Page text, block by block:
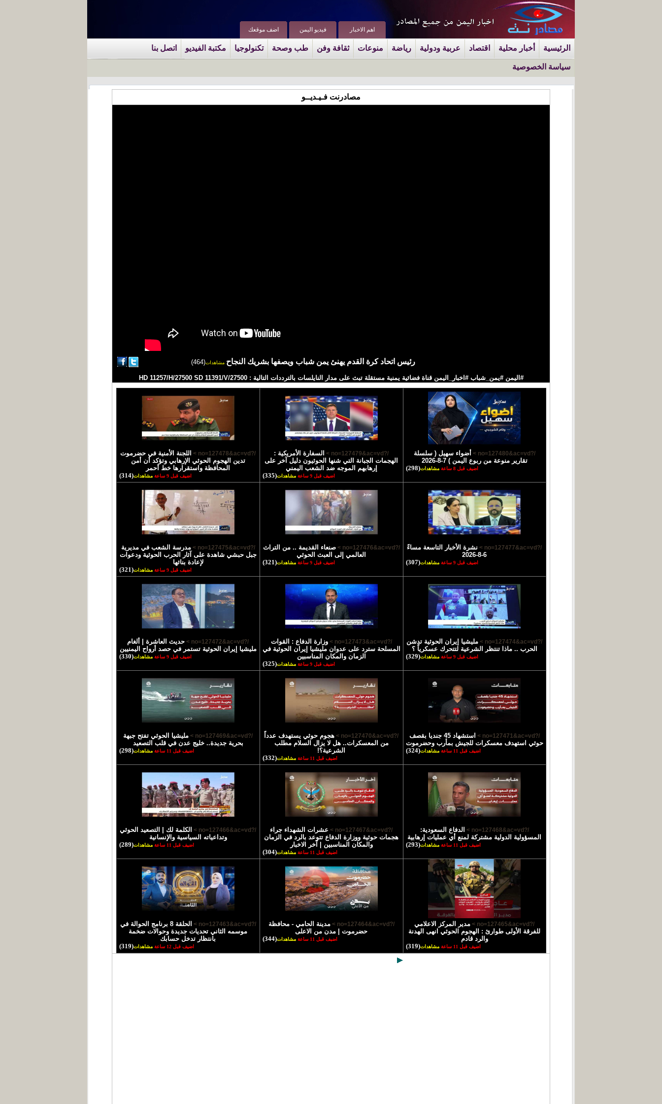
اضف موقعك فيديو اليمن اهم الاخبار
الرئيسية أخبار محلية اقتصاد عربية ودولية رياضة منوعات ثقافة وفن طب وصحة تكنولوجيا مكتبة الفيديو اتصل بنا
سياسة الخصوصية
مصادرنت فـيـديــو
رئيس اتحاد كرة القدم يهنئ يمن شباب ويصفها بشريك النجاح مشاهدات(464)
#اليمن #يمن_شباب #اخبار_اليمن قناة فضائية يمنية مستقلة تبث على مدار النايلسات بالترددات التالية : HD 11257/H/27500 SD 11391/V/27500
/?no=127480&ac=vd >
أضواء سهيل ( سلسلة
تقارير منوعة من ربوع اليمن ) 7-8-2026
اضيف قبل 8 ساعة مشاهدات(298)
/?no=127479&ac=vd >
السفارة الأمريكية :
الهجمات الجبانة التي شنها الحوثيون دليل آخر على
إرهابهم الموجه ضد الشعب اليمني
اضيف قبل 9 ساعة مشاهدات(335)
/?no=127478&ac=vd >
اللجنة الأمنية في حضرموت
تدين الهجوم الحوثي الإرهابي وتؤكد أن أمن
المحافظة واستقرارها خط أحمر
اضيف قبل 9 ساعة مشاهدات(314)
/?no=127477&ac=vd >
نشرة الأخبار التاسعة مساءً
6-8-2026
اضيف قبل 9 ساعة مشاهدات(307)
/?no=127476&ac=vd >
صنعاء القديمة .. من التراث
العالمي إلى العبث الحوثي
اضيف قبل 9 ساعة مشاهدات(321)
/?no=127475&ac=vd >
مدرسة الشعب في مديرية
جبل حبشي شاهدة على آثار الحرب الحوثية ودعوات
لإعادة بنائها
اضيف قبل 9 ساعة مشاهدات(321)
/?no=127474&ac=vd >
مليشيا إيران الحوثية تدشن
الحرب .. ماذا تنتظر الشرعية لتتحرك عسكرياً ؟
اضيف قبل 9 ساعة مشاهدات(329)
/?no=127473&ac=vd >
وزارة الدفاع : القوات
المسلحة سترد على عدوان مليشيا إيران الحوثية في
الزمان والمكان المناسبين
اضيف قبل 9 ساعة مشاهدات(325)
/?no=127472&ac=vd >
حديث العاشرة | ألغام
مليشيا إيران الحوثية تستمر في حصد أرواح اليمنيين
اضيف قبل 9 ساعة مشاهدات(330)
/?no=127471&ac=vd >
استشهاد 45 جنديا بقصف
حوثي استهدف معسكرات للجيش بمأرب وحضرموت
اضيف قبل 11 ساعة مشاهدات(324)
/?no=127470&ac=vd >
هجوم حوثي يستهدف عدداً
من المعسكرات.. هل لا يزال السلام مطلب
الشرعية؟!
اضيف قبل 11 ساعة مشاهدات(332)
/?no=127469&ac=vd >
مليشيا الحوثي تفتح جبهة
بحرية جديدة.. خليج عدن في قلب التصعيد
اضيف قبل 11 ساعة مشاهدات(298)
/?no=127468&ac=vd >
الدفاع السعودية:
المسؤولية الدولية مشتركة لمنع أي عمليات إرهابية
اضيف قبل 11 ساعة مشاهدات(293)
/?no=127467&ac=vd >
عشرات الشهداء جراء
هجمات حوثية ووزارة الدفاع تتوعد بالرد في الزمان
والمكان المناسبين | آخر الاخبار
اضيف قبل 11 ساعة مشاهدات(304)
/?no=127466&ac=vd >
الكلمة لك | التصعيد الحوثي
وتداعياته السياسية والإنسانية
اضيف قبل 11 ساعة مشاهدات(289)
/?no=127465&ac=vd >
مدير المركز الاعلامي
للفرقة الأولى طوارئ : الهجوم الحوثي انهى الهدنة
والرد قادم
اضيف قبل 11 ساعة مشاهدات(319)
/?no=127464&ac=vd >
مدينة الحامي - محافظة
حضرموت | مدن من الاعلى
اضيف قبل 11 ساعة مشاهدات(344)
/?no=127463&ac=vd >
الحلقة 8 برنامج الحوالة في
موسمه الثاني تحديات جديدة وحوالات ضخمة
بانتظار تدخل حسابك
اضيف قبل 12 ساعة مشاهدات(319)